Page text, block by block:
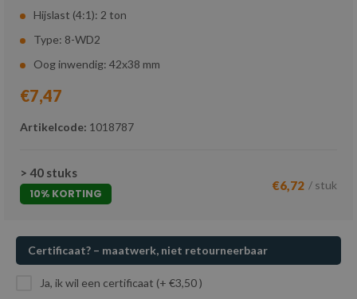
Hijslast (4:1): 2 ton
Type: 8-WD2
Oog inwendig: 42x38 mm
€7,47
Artikelcode: 1018787
> 40 stuks
10% KORTING
€6,72 / stuk
Certificaat? – maatwerk, niet retourneerbaar
Ja, ik wil een certificaat (+ €3,50 )